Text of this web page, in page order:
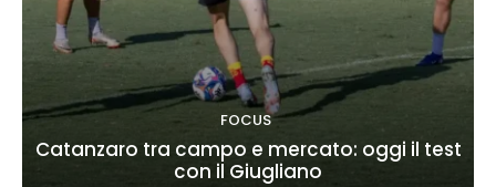
FOCUS
Catanzaro tra campo e mercato: oggi il test
con il Giugliano